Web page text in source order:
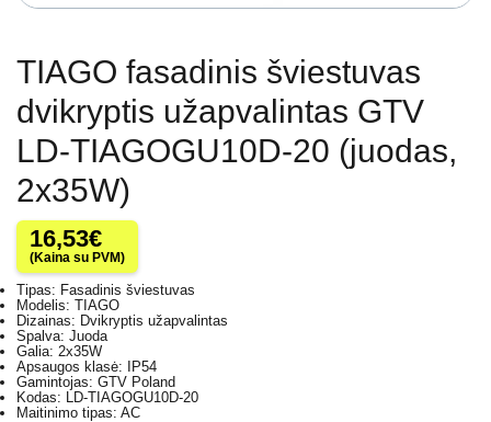
TIAGO fasadinis šviestuvas
dvikryptis užapvalintas GTV
LD-TIAGOGU10D-20 (juodas,
2x35W)
16,53€
(Kaina su PVM)
Tipas: Fasadinis šviestuvas
Modelis: TIAGO
Dizainas: Dvikryptis užapvalintas
Spalva: Juoda
Galia: 2x35W
Apsaugos klasė: IP54
Gamintojas: GTV Poland
Kodas: LD-TIAGOGU10D-20
Maitinimo tipas: AC